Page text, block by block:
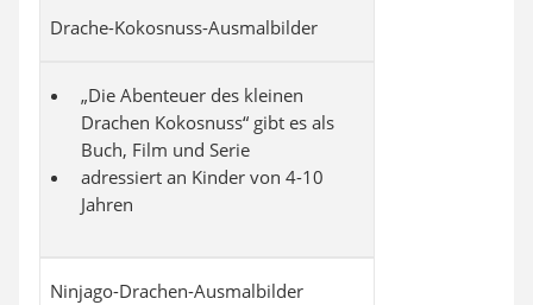
Drache-Kokosnuss-Ausmalbilder
„Die Abenteuer des kleinen
Drachen Kokosnuss“ gibt es als
Buch, Film und Serie
adressiert an Kinder von 4-10
Jahren
Ninjago-Drachen-Ausmalbilder